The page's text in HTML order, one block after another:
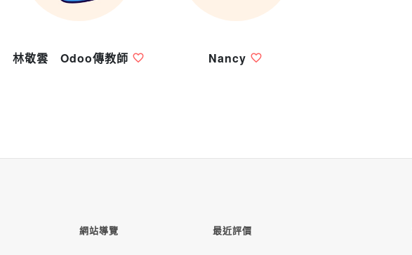
林敬雲 Odoo傳教師 Nancy
網站導覽 最近評價